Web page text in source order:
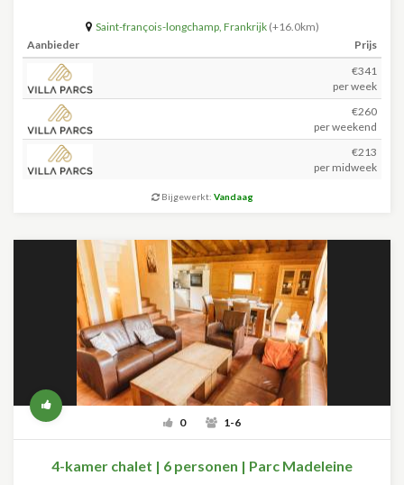
Saint-françois-longchamp, Frankrijk (+16.0km)
Aanbieder
Prijs
€341
per week
€260
per weekend
€213
per midweek
Bijgewerkt: Vandaag
0 1-6
4-kamer chalet | 6 personen | Parc Madeleine